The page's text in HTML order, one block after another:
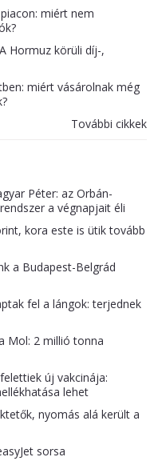
miért nem
Hormuz körüli díj-,
miért vásárolnak még
További cikkek
Péter: az Orbán-
a végnapjait éli
kora este is ütik tovább
a Budapest-Belgrád
fel a lángok: terjednek
Mol: 2 millió tonna
új vakcinája:
lehet
nyomás alá került a
sorsa